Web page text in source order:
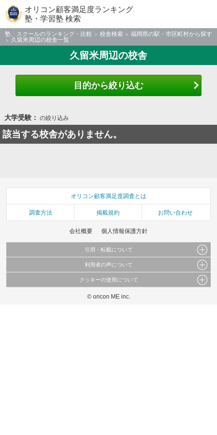
オリコン顧客満足度ランキング
塾・学習塾 検索
塾、スクールのランキング・比較 校舎検索
福岡県の駅・市区町村から探す
久留米周辺の校舎一覧
久留米周辺の校舎
目的から絞り込む
大学受験： の絞り込み
該当する校舎がありません。
オリコン顧客満足度調査とは
調査方法 掲載規約 お問い合わせ
会社概要 個人情報保護方針
引用・転載について
当サイトで公開されている情報（文字、写真、イラスト、画像データ等）及びこれらの配
これらの情報を権利者の許可なく無断転載・複製などの二次利用を行うことは固く禁じて
利用者の声について
当サイトに掲載している内容はすべてサービスの利用者が提出された見解・感想です。
弊社の見解・ 意見ではないことをご理解いただいた上でご覧ください。
クッキーの使用について
このサイトでは Cookie を使用して、ユーザーに合わせたコンテンツや広告の表示、ソー
© oricon ME inc.